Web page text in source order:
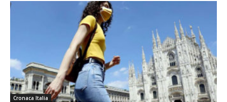
Cronaca Italia